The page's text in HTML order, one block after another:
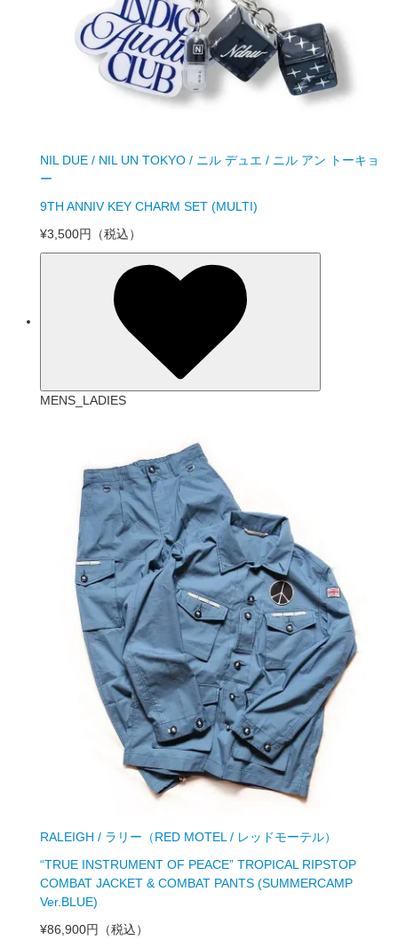
NIL DUE / NIL UN TOKYO / ニル デュエ / ニル アン トーキョ
ー
9TH ANNIV KEY CHARM SET (MULTI)
¥3,500円
（税込）
MENS_LADIES
RALEIGH / ラリー（RED MOTEL / レッドモーテル）
“TRUE INSTRUMENT OF PEACE” TROPICAL RIPSTOP
COMBAT JACKET & COMBAT PANTS (SUMMERCAMP
Ver.BLUE)
¥86,900円
（税込）